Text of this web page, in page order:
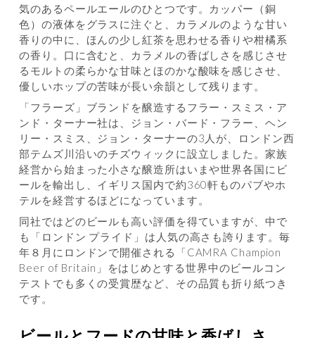
気のあるペールエールのひとつです。カッパー（銅
色）の液体をグラスに注ぐと、カラメルのような甘い
香りの中に、ほんの少し紅茶を思わせる香りや柑橘系
の香り。口に含むと、カラメルの香ばしさを感じさせ
るモルトの柔らかな甘味とほのかな酸味を感じさせ、
優しいホップの苦味が長い余韻として残ります。
「フラーズ」ブランドを醸造するフラー・スミス・ア
ンド・ターナー社は、ジョン・バード・フラー、ヘン
リー・スミス、ジョン・ターナーの3人が、ロンドン西
部テムズ川沿いのチズウィックに設立しました。家族
経営から始まった小さな醸造所はいまや世界各国にビ
ールを輸出し、イギリス国内で約360軒ものパブやホ
テルを経営するほどになっています。
同社ではどのビールも高い評価を得ていますが、中で
も「ロンドン プライド」は人気の高さも誇ります。毎
年８月にロンドンで開催される「CAMRA Champion
Beer of Britain」をはじめとする世界中のビールコン
テストでも多くの受賞歴など、その品質も折り紙つき
です。